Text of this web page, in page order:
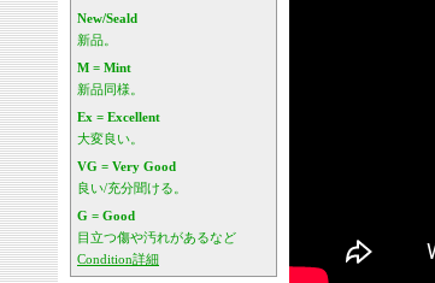
New/Seald
新品。
M = Mint
新品同様。
Ex = Excellent
大変良い。
VG = Very Good
良い/充分聞ける。
G = Good
目立つ傷や汚れがあるなど
Condition詳細